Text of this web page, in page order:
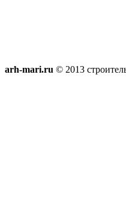
arh-mari.ru © 2013